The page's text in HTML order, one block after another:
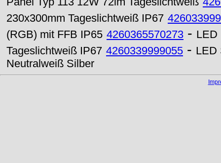
230x300mm Tageslichtweiß IP67
(RGB) mit FFB IP65 4260365570273 - LED
Tageslichtweiß IP67 4260339999055 - LED
Neutralweiß Silber